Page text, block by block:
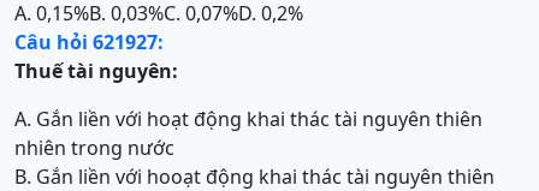
A. 0,15%B. 0,03%C. 0,07%D. 0,2%
Câu hỏi 621927:
Thuếtài nguyên:
A. Gắn liền với hoạt động khai thác tài nguyên thiên
nhiên trong nước
B. Gắn liền với hooạt động khai thác tài nguyên thiên